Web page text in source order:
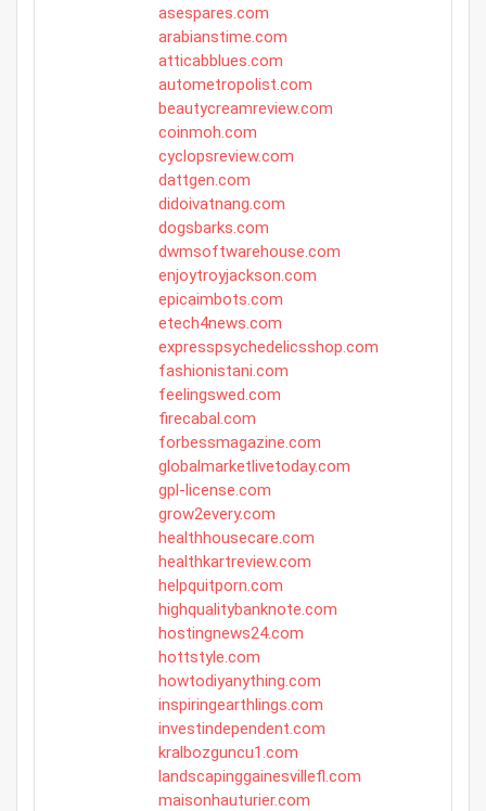
asespares.com
arabianstime.com
atticabblues.com
autometropolist.com
beautycreamreview.com
coinmoh.com
cyclopsreview.com
dattgen.com
didoivatnang.com
dogsbarks.com
dwmsoftwarehouse.com
enjoytroyjackson.com
epicaimbots.com
etech4news.com
expresspsychedelicsshop.com
fashionistani.com
feelingswed.com
firecabal.com
forbessmagazine.com
globalmarketlivetoday.com
gpl-license.com
grow2every.com
healthhousecare.com
healthkartreview.com
helpquitporn.com
highqualitybanknote.com
hostingnews24.com
hottstyle.com
howtodiyanything.com
inspiringearthlings.com
investindependent.com
kralbozguncu1.com
landscapinggainesvillefl.com
maisonhauturier.com